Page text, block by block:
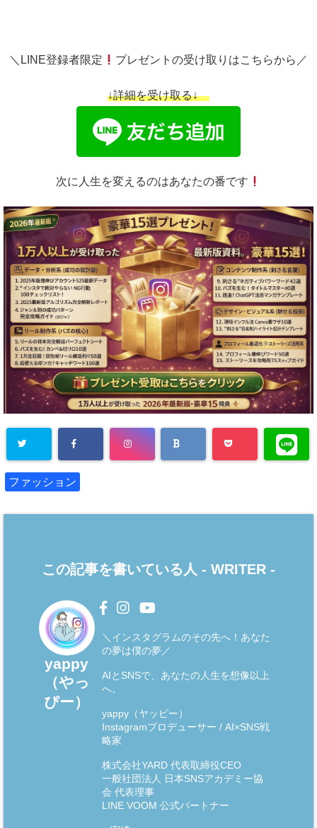
＼LINE登録者限定 プレゼントの受け取りはこちらから／
↓詳細を受け取る↓
次に人生を変えるのはあなたの番です
ファッション
この記事を書いている人 - WRITER -
yappy
（やっ
ぴー）
＼インスタグラムのその先へ！あなた
の夢は僕の夢／
AIとSNSで、あなたの人生を想像以上
へ。
yappy（ヤッピー）
Instagramプロデューサー / AI×SNS戦
略家
株式会社YARD 代表取締役CEO
一般社団法人 日本SNSアカデミー協
会 代表理事
LINE VOOM 公式パートナー